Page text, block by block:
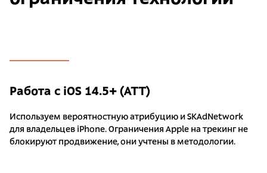
Работа с iOS 14.5+ (ATT)
Используем вероятностную атрибуцию и SKAdNetwork
для владельцев iPhone. Ограничения Apple на трекинг не
блокируют продвижение, они учтены в методологии.